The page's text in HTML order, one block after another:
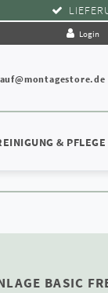
Login
& PFLEGE
BASIC